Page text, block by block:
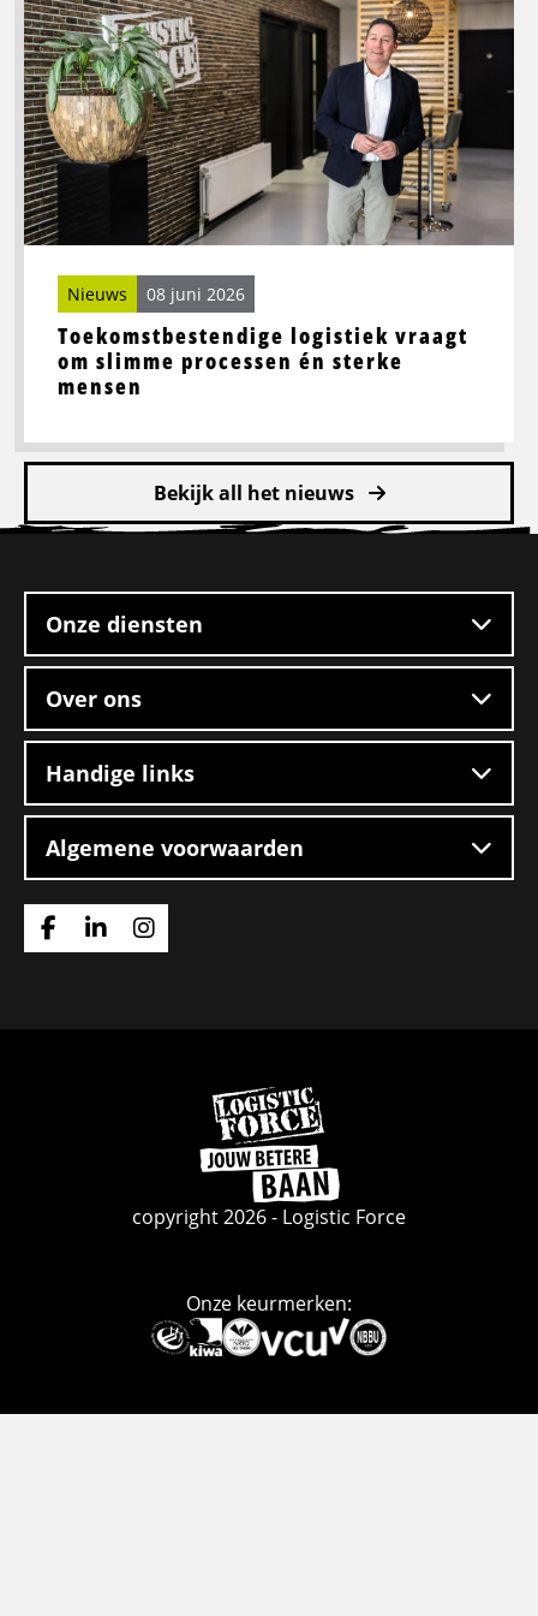
Toekomstbestendige logistiek vraagt
om slimme processen én sterke
mensen
Nieuws 08 juni 2026
Toekomstbestendige
logistiek
vraagt
om
slimme
processen
én
sterke
mensen
Bekijk all het nieuws
footer
Onze diensten
Over ons
Handige links
Algemene voorwaarden
Ga
Ga
Ga
Ga
naar
de
homepage
copyright 2026 - Logistic Force
Onze keurmerken:
Deze
link
naar